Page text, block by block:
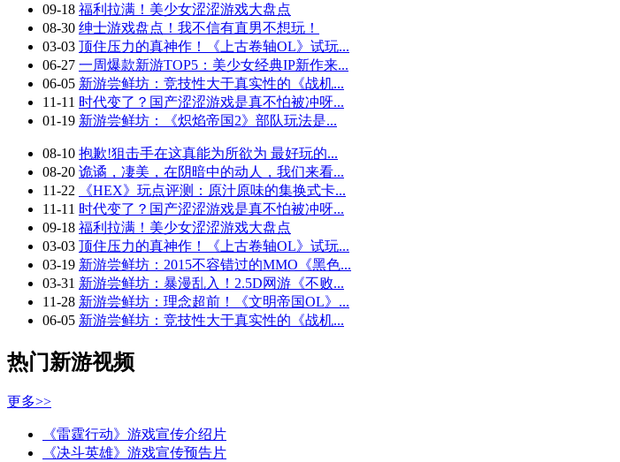
09-18 福利拉满！美少女涩涩游戏大盘点
08-30 绅士游戏盘点！我不信有直男不想玩！
03-03 顶住压力的真神作！《上古卷轴OL》试玩...
06-27 一周爆款新游TOP5：美少女经典IP新作来...
06-05 新游尝鲜坊：竞技性大于真实性的《战机...
11-11 时代变了？国产涩涩游戏是真不怕被冲呀...
01-19 新游尝鲜坊：《炽焰帝国2》部队玩法是...
08-10 抱歉!狙击手在这真能为所欲为 最好玩的...
08-20 诡谲，凄美，在阴暗中的动人，我们来看...
11-22
《HEX》玩点评测：原汁原味的集换式卡...
11-11 时代变了？国产涩涩游戏是真不怕被冲呀...
09-18 福利拉满！美少女涩涩游戏大盘点
03-03 顶住压力的真神作！《上古卷轴OL》试玩...
03-19 新游尝鲜坊：2015不容错过的MMO《黑色...
03-31 新游尝鲜坊：暴漫乱入！2.5D网游《不败...
11-28 新游尝鲜坊：理念超前！《文明帝国OL》...
06-05 新游尝鲜坊：竞技性大于真实性的《战机...
热门新游视频
更多>>
《雷霆行动》游戏宣传介绍片
《决斗英雄》游戏宣传预告片